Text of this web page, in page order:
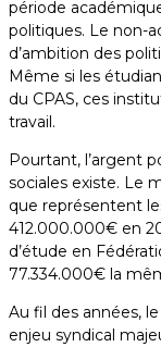
période
politiques. Le non-
d’ambition des
Même si les
du CPAS, ces
travail.
Pourtant, l’argent
sociales existe. Le
que représentent
412.000.000€ en
d’étude en
77.334.000€ la
Au fil des années,
enjeu syndical